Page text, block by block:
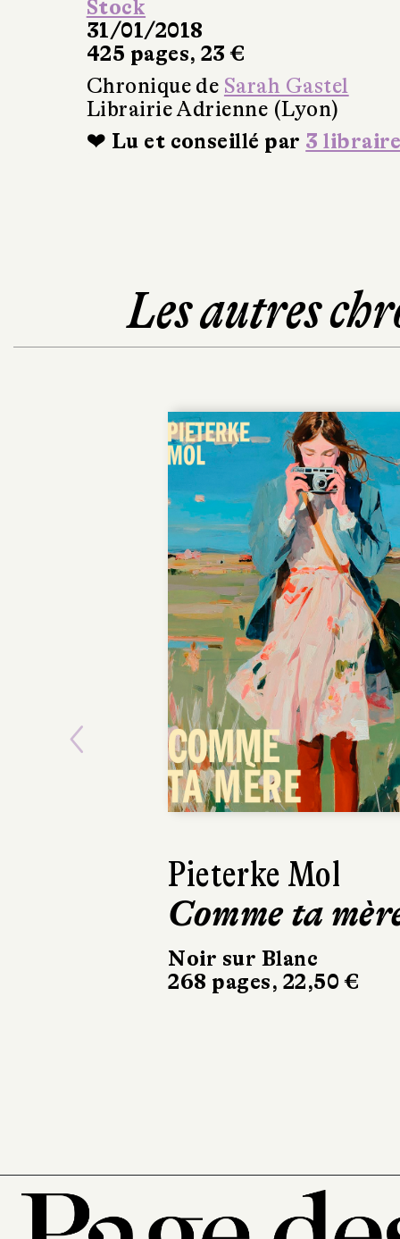
Stock
31/01/2018
425 pages, 23 €
Chronique de Sarah Gastel
Librairie Adrienne (Lyon)
❤ Lu et conseillé par 3
Les autres
Ásta
Sigurdardóttir
Dehors, c’est
printemps
Previous